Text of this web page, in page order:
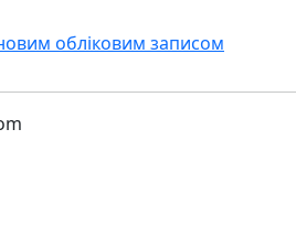
обліковим записом